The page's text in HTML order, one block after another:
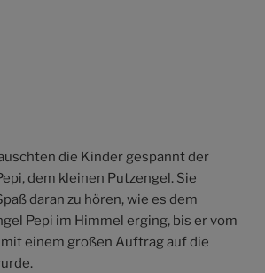
die Kinder gespannt der
dem kleinen Putzengel. Sie
daran zu hören, wie es dem
Pepi im Himmel erging, bis er vom
einem großen Auftrag auf die